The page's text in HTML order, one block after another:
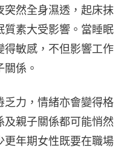
突然全身濕透，起床抹
質素大受影響。當睡眠
得敏感，不但影響工作
係。
乏力，情緒亦會變得格
及親子關係都可能悄然
更年期女性既要在職場